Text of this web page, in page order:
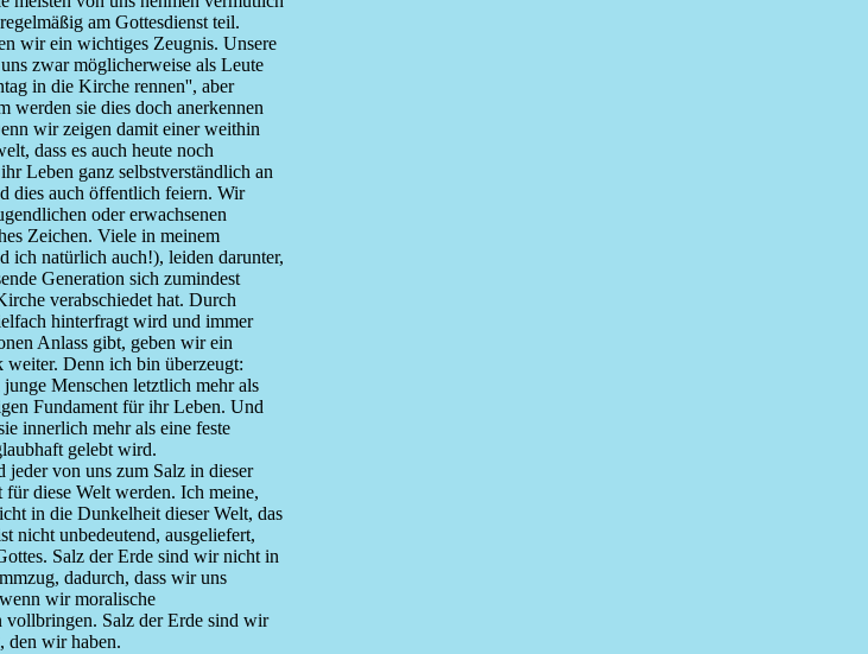
am Gottesdienst teil.
wir ein wichtiges Zeugnis. Unsere
zwar möglicherweise als Leute
in die Kirche rennen'', aber
werden sie dies doch anerkennen
wir zeigen damit einer weithin
dass es auch heute noch
Leben ganz selbstverständlich an
dies auch öffentlich feiern. Wir
oder erwachsenen
Zeichen. Viele in meinem
ich natürlich auch!), leiden darunter,
Generation sich zumindest
verabschiedet hat. Durch
hinterfragt wird und immer
Anlass gibt, geben wir ein
weiter. Denn ich bin überzeugt:
Menschen letztlich mehr als
Fundament für ihr Leben. Und
innerlich mehr als eine feste
gelebt wird.
jeder von uns zum Salz in dieser
diese Welt werden. Ich meine,
in die Dunkelheit dieser Welt, das
nicht unbedeutend, ausgeliefert,
Salz der Erde sind wir nicht in
dadurch, dass wir uns
wir moralische
vollbringen. Salz der Erde sind wir
den wir haben.